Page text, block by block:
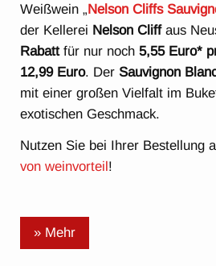
Weißwein „Nelson Cliffs
der Kellerei Nelson Cliffaus
Rabattfür nur noch5,55 Euro*
12,99 Euro. Der Sauvignon
mit einer großen Vielfalt im
exotischen Geschmack.
Nutzen Sie bei Ihrer Bestellung
von weinvorteil!
» Mehr